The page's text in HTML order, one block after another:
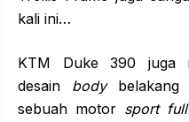
kali ini…
KTM Duke 390 juga
desain bodybelakang
sebuah motor sport